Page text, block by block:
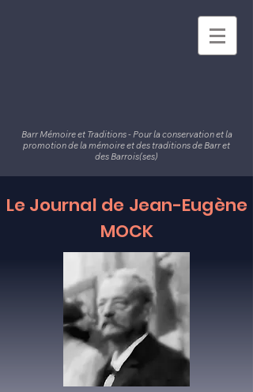
Barr Mémoire et Traditions - Pour la conservation et la
promotion de la mémoire et des traditions de Barr et
des Barrois(ses)
Le Journal de Jean-Eugène
MOCK